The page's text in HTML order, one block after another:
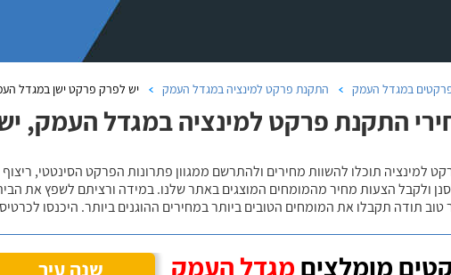
במגדל העמק התקנת פרקט למינציה במגדל העמק יש לפרק פרקט ישן במגדל
התקנת פרקט למינציה במגדל העמק,
ולקבל הצעות מחיר מהמומחים המוצגים באתר שלנו. במידה ורציתם לשפץ את
תודה תקבלו את המומחים הטובים ביותר במחירים ההוגנים ביותר. היכנסו
מומלצים מגדל העמק שנה עיר